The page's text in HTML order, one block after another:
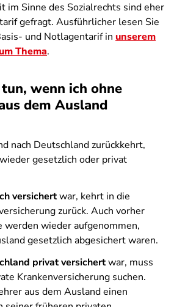
im Sinne des Sozialrechts sind eher
gefragt. Ausführlicher lesen Sie
und Notlagentarif in unserem
Thema.
wenn ich ohne
dem Ausland
nach Deutschland zurückkehrt,
gesetzlich oder privat
versichertwar, kehrt in die
zurück. Auch vorher
wieder aufgenommen,
gesetzlich abgesichert waren.
privat versichertwar, muss
Krankenversicherung suchen.
aus dem Ausland einen